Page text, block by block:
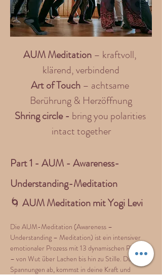
AUM Meditation – kraftvoll,
klärend, verbindend
Art of Touch – achtsame
Berührung & Herzöffnung
Shring circle - bring you polarities
intact together
Part 1 - AUM - Awareness-
Understanding-Meditation
🌀 AUM Meditation mit Yogi Levi
Die AUM-Meditation (Awareness –
Understanding – Meditation) ist ein intensiver
emotionaler Prozess mit 13 dynamischen Phasen
– von Wut über Lachen bis hin zu Stille. Du baust
Spannungen ab, kommst in deine Kraft und